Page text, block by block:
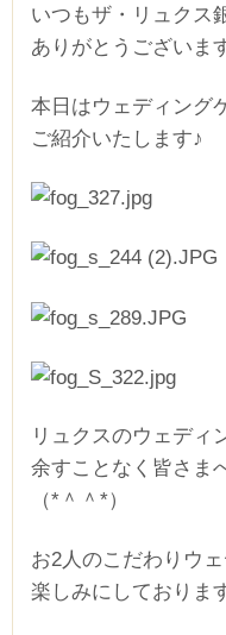
いつもザ・リュクス
ありがとうございま
本日はウェディング
ご紹介いたします♪
リュクスのウェディ
余すことなく皆さま
（*＾＾*）
お2人のこだわりウ
楽しみにしておりま